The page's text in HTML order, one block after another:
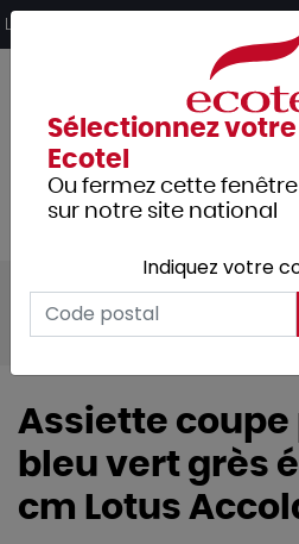
Livraison offerte dès 249€ HT
Tous les produits
Arts
Vaisselle
Assiette coupe
bleu vert grès
cm Lotus
Sélectionnez
Ecotel
Ou fermez cette
sur notre site national
Indiquez votre
Panneau de gestion des cookies